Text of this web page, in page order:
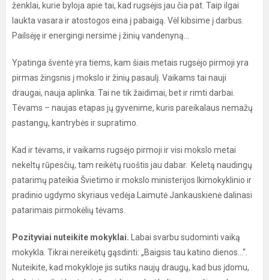
ženklai, kurie byloja apie tai, kad rugsėjis jau čia pat. Taip ilgai
laukta vasara ir atostogos eina į pabaigą. Vėl kibsime į darbus.
Pailsėję ir energingi nersime į žinių vandenyną…
Ypatinga šventė yra tiems, kam šiais metais rugsėjo pirmoji yra
pirmas žingsnis į mokslo ir žinių pasaulį. Vaikams tai nauji
draugai, nauja aplinka. Tai ne tik žaidimai, bet ir rimti darbai.
Tėvams – naujas etapas jų gyvenime, kuris pareikalaus nemažų
pastangų, kantrybės ir supratimo.
Kad ir tėvams, ir vaikams rugsėjo pirmoji ir visi mokslo metai
nekeltų rūpesčių, tam reikėtų ruoštis jau dabar. Keletą naudingų
patarimų pateikia Švietimo ir mokslo ministerijos Ikimokyklinio ir
pradinio ugdymo skyriaus vedėja Laimutė Jankauskienė dalinasi
patarimais pirmokėlių tėvams.
Pozityviai nuteikite mokyklai. Labai svarbu sudominti vaiką
mokykla. Tikrai nereikėtų gąsdinti: „Baigsis tau katino dienos…“.
Nuteikite, kad mokykloje jis sutiks naujų draugų, kad bus įdomu,